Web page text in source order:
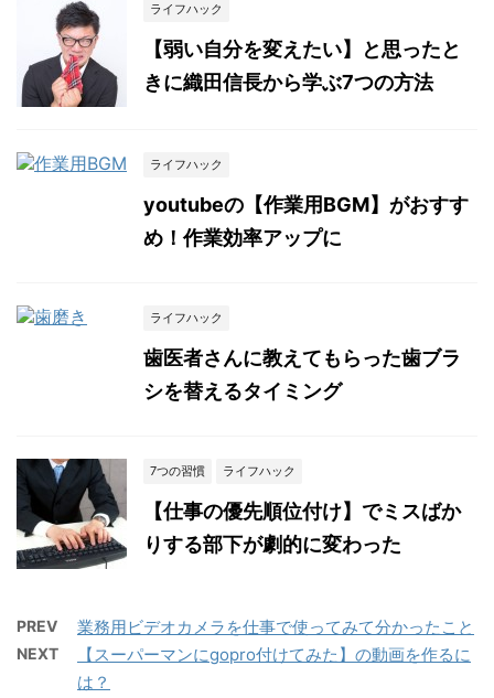
ライフハック
【弱い自分を変えたい】と思ったと
きに織田信長から学ぶ7つの方法
ライフハック
youtubeの【作業用BGM】がおすす
め！作業効率アップに
ライフハック
歯医者さんに教えてもらった歯ブラ
シを替えるタイミング
7つの習慣 ライフハック
【仕事の優先順位付け】でミスばか
りする部下が劇的に変わった
PREV 業務用ビデオカメラを仕事で使ってみて分かったこと
NEXT
【スーパーマンにgopro付けてみた】の動画を作るに
は？